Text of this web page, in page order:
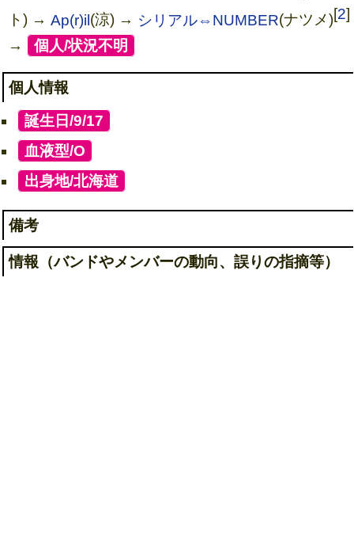
ト) →Ap(r)il(涼) → シリアル⇔NUMBER(ナツメ)[2]
→
[個人/状況不明
個人情報
誕生日/9/17
血液型/O
出身地/北海道]
備考
情報（バンドやメンバーの動向、誤りの指摘等）